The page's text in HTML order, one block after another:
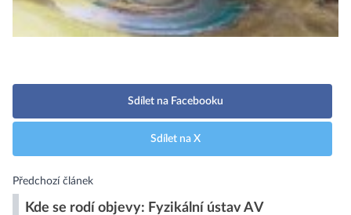
Sdílet na Facebooku
Sdílet na X
Předchozí článek
Kde se rodí objevy: Fyzikální ústav AV